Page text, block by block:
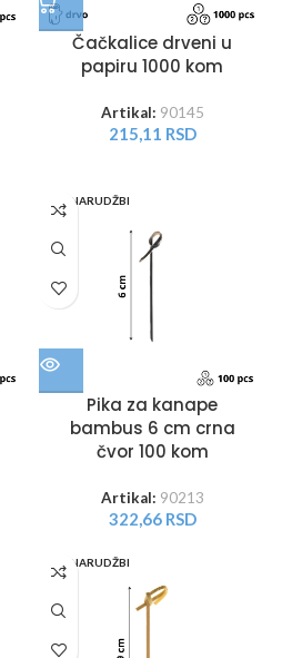
Čačkalice drveni u
papiru 1000 kom
Artikal: 90145
215,11 RSD
PO NARUDŽBI
Pika za kanape
bambus 6 cm crna
čvor 100 kom
Artikal: 90213
322,66 RSD
PO NARUDŽBI